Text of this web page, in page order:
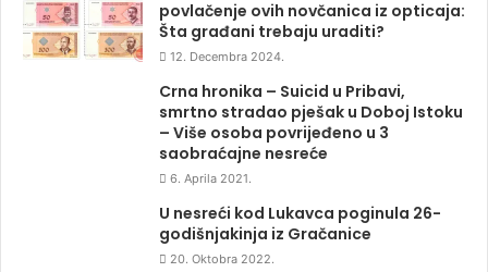
povlačenje ovih novčanica iz opticaja:
Šta građani trebaju uraditi?
12. Decembra 2024.
Crna hronika – Suicid u Pribavi,
smrtno stradao pješak u Doboj Istoku
– Više osoba povrijeđeno u 3
saobraćajne nesreće
6. Aprila 2021.
U nesreći kod Lukavca poginula 26-
godišnjakinja iz Gračanice
20. Oktobra 2022.